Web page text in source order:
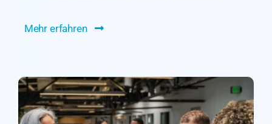
Mehr erfahren